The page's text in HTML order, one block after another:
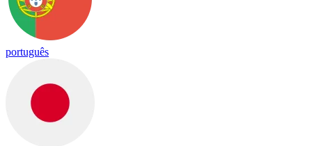
português